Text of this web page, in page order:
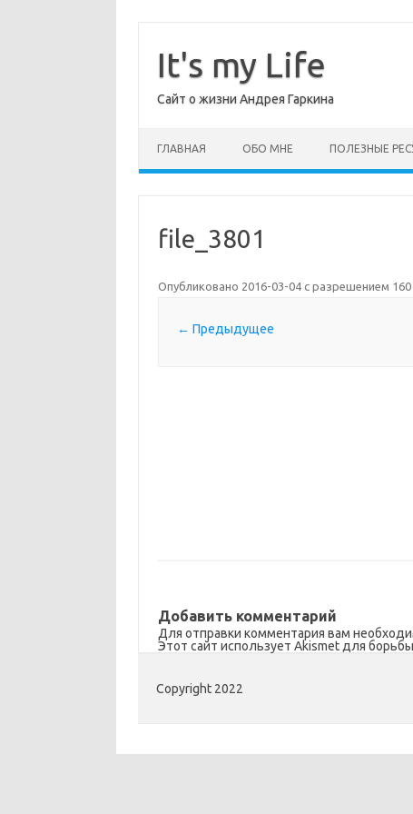
содержимому
It's my Life
Сайт о жизни Андрея Гаркина
ГЛАВНАЯ ОБО МНЕ ПОЛЕЗНЫЕ
file_3801
Опубликовано 2016-03-04с разрешением
← Предыдущее
Добавить комментарий
Для отправки комментария вам
Этот сайт использует Akismet для
Copyright 2022